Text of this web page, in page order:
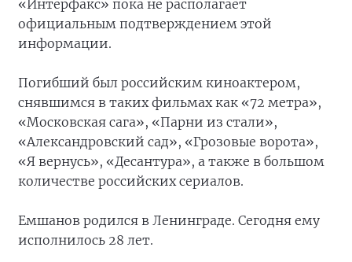
«Интерфакс» пока не располагает
официальным подтверждением этой
информации.
Погибший был российским киноактером,
снявшимся в таких фильмах как «72 метра»,
«Московская сага», «Парни из стали»,
«Александровский сад», «Грозовые ворота»,
«Я вернусь», «Десантура», а также в большом
количестве российских сериалов.
Емшанов родился в Ленинграде. Сегодня ему
исполнилось 28 лет.